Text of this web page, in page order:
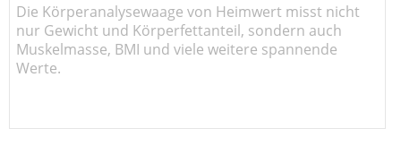
Die Körperanalysewaage von Heimwert misst nicht
nur Gewicht und Körperfettanteil, sondern auch
Muskelmasse, BMI und viele weitere spannende
Werte.